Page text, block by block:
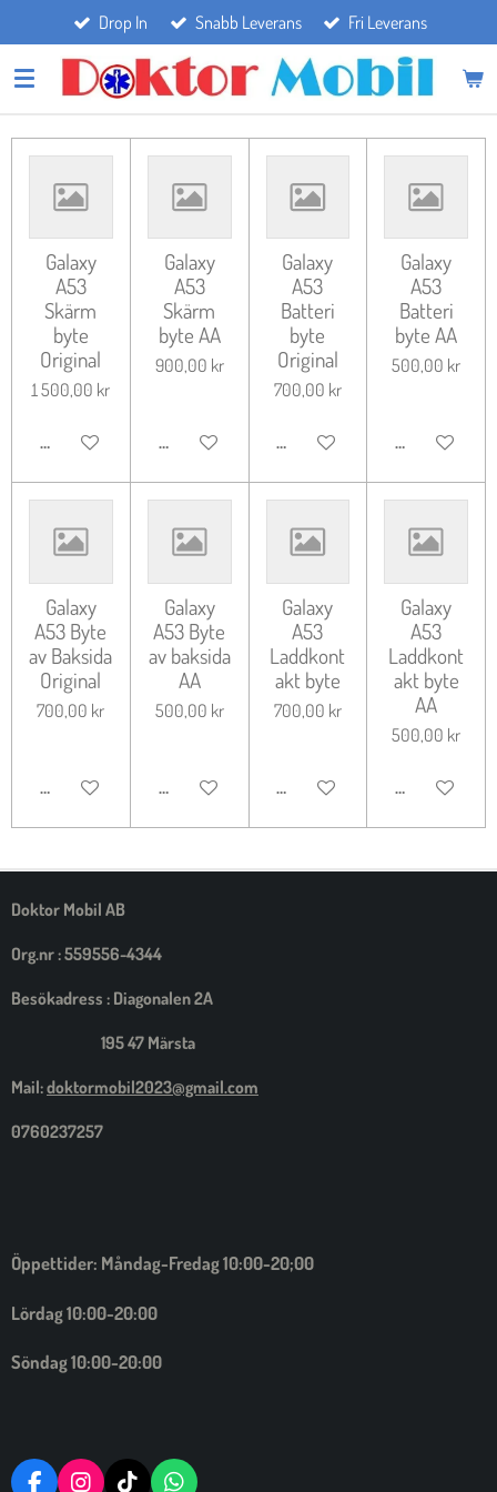
till
huvudinnehållet
Drop In Snabb Leverans Fri Leverans
Galaxy
A53
Skärm
byte
Original
1 500,00 kr
LÄGG TILL I VARUKORG
Galaxy
A53
Skärm
byte AA
900,00 kr
LÄGG TILL I VARUKORG
Galaxy
A53
Batteri
byte
Original
700,00 kr
LÄGG TILL I VARUKORG
Galaxy
A53
Batteri
byte AA
500,00 kr
LÄGG TILL I
Galaxy
A53 Byte
av Baksida
Original
700,00 kr
LÄGG TILL I VARUKORG
Galaxy
A53 Byte
av baksida
AA
500,00 kr
LÄGG TILL I VARUKORG
Galaxy
A53
Laddkont
akt byte
700,00 kr
LÄGG TILL I VARUKORG
Galaxy
A53
Laddkont
akt byte
AA
500,00 kr
LÄGG TILL I
Doktor Mobil AB
Org.nr : 559556-4344
Besökadress : Diagonalen 2A
195 47 Märsta
Mail:doktormobil2023@gmail.com
0760237257
Öppettider: Måndag-Fredag 10:00-20;00
Lördag 10:00-20:00
Söndag 10:00-20:00